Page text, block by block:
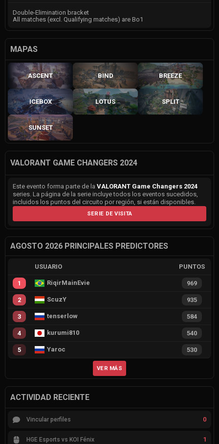
Double-Elimination bracket
All matches (excl. Qualifying matches) are Bo1
MAPAS
ASCENT BIND BREEZE
ICEBOX LOTUS SPLIT
SUNSET
VALORANT GAME CHANGERS 2024
Este evento forma parte de la VALORANT Game Changers 2024
series. La página de la serie incluye todos los eventos sucedidos,
incluidos los puntos del circuito por región, si están disponibles.
SERIE DE VISITA
AGOSTO 2026 PRINCIPALES PREDICTORES
USUARIO PUNTOS
1 RiqirMainEvie 969
2 ScuzY 935
3 tenserlow 584
4 kurumi810 540
5 Yaroc 530
VER MÁS
ACTIVIDAD RECIENTE
Vincular perfiles 0
HGE Esports vs KOI Fénix 1